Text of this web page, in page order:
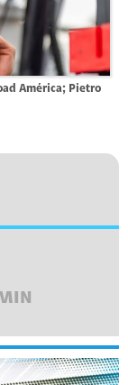
América; Pietro